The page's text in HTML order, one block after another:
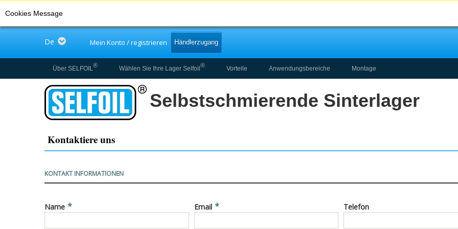
Cookies Message
Language
De Mein Konto / registrieren Händlerzugang
Über SELFOIL ® Wählen Sie Ihre Lager Selfoil® Vorteile Anwendungsbereiche Montage
Selbstschmierende Sinterlager
Kontaktiere uns
KONTAKT INFORMATIONEN
Name * Email * Telefon